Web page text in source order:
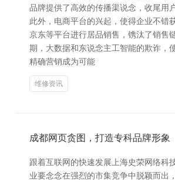
品牌提供了高效的传播渠说念，收尾用
此外，电商平台的兴起，使得企业不错
京东等平台进行居品销售，镌汰了销售
期，大数据和东说念主工智能的欺诈，
精确营销成为可能
维修资讯
成都网页贪图，打造专科品牌形象
跟着互联网的快速发展上海史荣网络科
业要念念在强烈的市集竞争中脱颖而出